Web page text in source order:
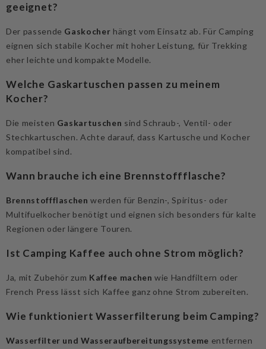
geeignet?
Der passende Gaskocher hängt vom Einsatz ab. Für Camping
eignen sich stabile Kocher mit hoher Leistung, für Trekking
eher leichte und kompakte Modelle.
Welche Gaskartuschen passen zu meinem
Kocher?
Die meisten Gaskartuschen sind Schraub-, Ventil- oder
Stechkartuschen. Achte darauf, dass Kartusche und Kocher
kompatibel sind.
Wann brauche ich eine Brennstoffflasche?
Brennstoffflaschen werden für Benzin-, Spiritus- oder
Multifuelkocher benötigt und eignen sich besonders für kalte
Regionen oder längere Touren.
Ist Camping Kaffee auch ohne Strom möglich?
Ja, mit Zubehör zum Kaffee machen wie Handfiltern oder
French Press lässt sich Kaffee ganz ohne Strom zubereiten.
Wie funktioniert Wasserfilterung beim Camping?
Wasserfilter und Wasseraufbereitungssysteme entfernen